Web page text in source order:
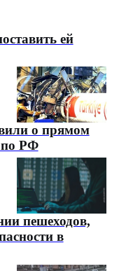
ей
о прямом
по РФ
пешеходов,
в